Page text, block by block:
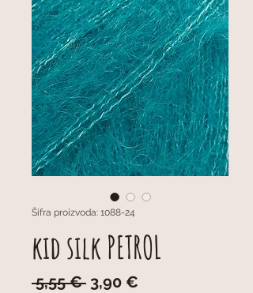
Šifra proizvoda: 1088-24
kid silk PETROL
5,55 € Redovna
3,90 €